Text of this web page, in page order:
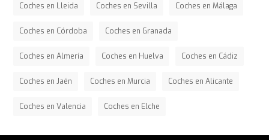
Coches en Lleida Coches en Sevilla Coches en Málaga
Coches en Córdoba Coches en Granada
Coches en Almería Coches en Huelva Coches en Cádiz
Coches en Jaén Coches en Murcia Coches en Alicante
Coches en Valencia Coches en Elche